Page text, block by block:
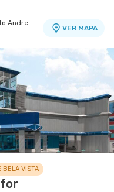
Andre -
VER MAPA
BELA VISTA